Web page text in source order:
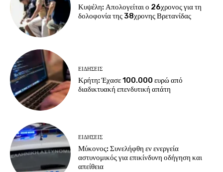
Κυψέλη: Απολογείται ο 26χρονος για τη
δολοφονία της 38χρονης Βρετανίδας
ΕΙΔΗΣΕΙΣ
Κρήτη: Έχασε 100.000 ευρώ από
διαδικτυακή επενδυτική απάτη
ΕΙΔΗΣΕΙΣ
Μύκονος: Συνελήφθη εν ενεργεία
αστυνομικός για επικίνδυνη οδήγηση και
απείθεια